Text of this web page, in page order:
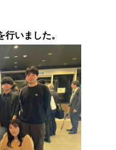
行いました。